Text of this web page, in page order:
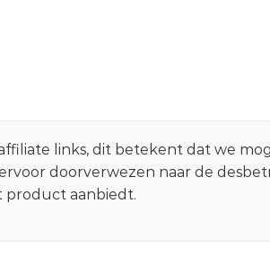
links, dit betekent dat we
doorverwezen naar de
product aanbiedt.